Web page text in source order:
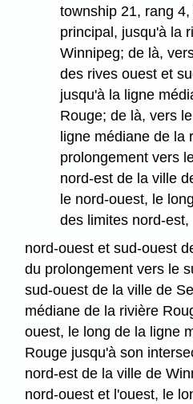
township 21, rang
principal, jusqu'à la
Winnipeg; de là,
des rives ouest et
jusqu'à la ligne
Rouge; de là, vers
ligne médiane de la
prolongement vers
nord-est de la ville
le nord-ouest, le
des limites nord-est,
nord-ouest et sud-ouest
du prolongement vers le
sud-ouest de la ville de
médiane de la rivière
ouest, le long de la ligne
Rouge jusqu'à son
nord-est de la ville de
nord-ouest et l'ouest, le